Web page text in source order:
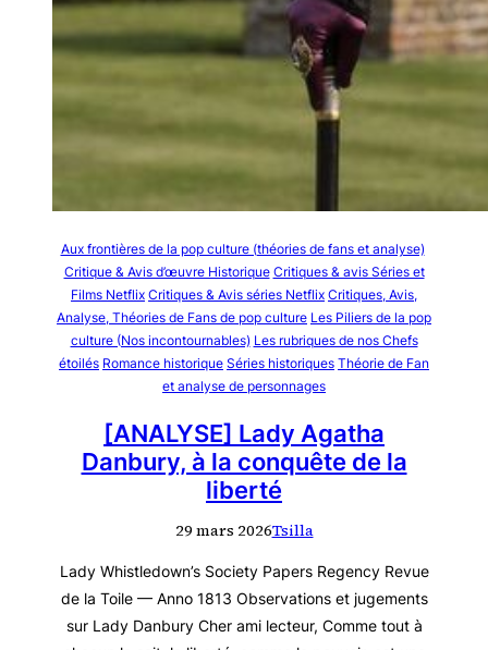
Aux frontières de la pop culture (théories de fans et analyse)
Critique & Avis d’œuvre Historique Critiques & avis Séries et
Films Netflix Critiques & Avis séries Netflix Critiques, Avis,
Analyse, Théories de Fans de pop culture Les Piliers de la pop
culture (Nos incontournables) Les rubriques de nos Chefs
étoilés Romance historique Séries historiques Théorie de Fan
et analyse de personnages
[ANALYSE] Lady Agatha
Danbury, à la conquête de la
liberté
29 mars 2026Tsilla
Lady Whistledown’s Society Papers Regency Revue
de la Toile — Anno 1813 Observations et jugements
sur Lady Danbury Cher ami lecteur, Comme tout à